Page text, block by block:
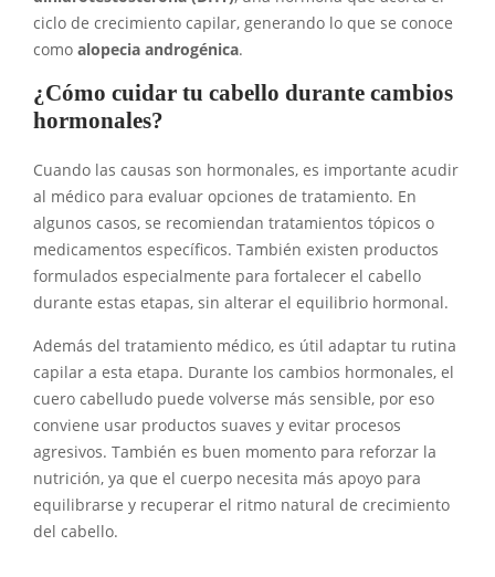
ciclo de crecimiento capilar, generando lo que se conoce
como alopecia androgénica.
¿Cómo cuidar tu cabello durante cambios
hormonales?
Cuando las causas son hormonales, es importante acudir
al médico para evaluar opciones de tratamiento. En
algunos casos, se recomiendan tratamientos tópicos o
medicamentos específicos. También existen productos
formulados especialmente para fortalecer el cabello
durante estas etapas, sin alterar el equilibrio hormonal.
Además del tratamiento médico, es útil adaptar tu rutina
capilar a esta etapa. Durante los cambios hormonales, el
cuero cabelludo puede volverse más sensible, por eso
conviene usar productos suaves y evitar procesos
agresivos. También es buen momento para reforzar la
nutrición, ya que el cuerpo necesita más apoyo para
equilibrarse y recuperar el ritmo natural de crecimiento
del cabello.